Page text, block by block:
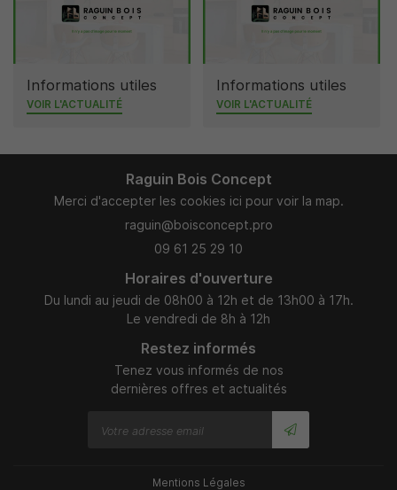
Informations utiles
VOIR L'ACTUALITÉ
Informations utiles
VOIR L'ACTUALITÉ
Raguin Bois Concept
Merci d'accepter les cookies ici pour voir la map.
09 61 25 29 10
Horaires d'ouverture
Du lundi au jeudi de 08h00 à 12h et de 13h00 à 17h.
Le vendredi de 8h à 12h
Restez informés
Tenez vous informés de nos
dernières offres et actualités
Mentions Légales